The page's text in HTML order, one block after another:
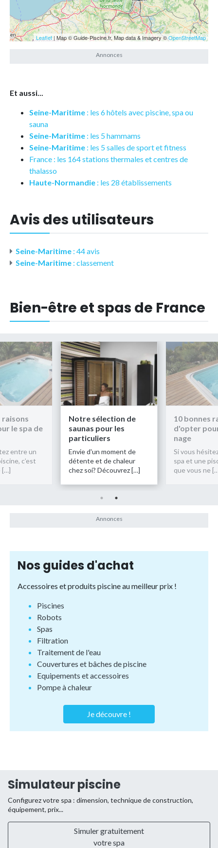
Leaflet | Map © Guide-Piscine.fr, Map data & Imagery ©OpenStreetMap
Et aussi...
Seine-Maritime : les 6 hôtels avec piscine, spa ou
sauna
Seine-Maritime : les 5 hammams
Seine-Maritime : les 5 salles de sport et fitness
France : les 164 stations thermales et centres de
thalasso
Haute-Normandie : les 28 établissements
Avis des utilisateurs
Seine-Maritime : 44 avis
Seine-Maritime : classement
Bien-être et spas de France
de
les
de
chaleur
[…]
10 bonnes raisons
d'opter pour le spa de
nage
Si vous hésitez entre un
spa et une piscine, c’est
que vous ne […]
Notre
saunas
Envie d'un
détente et
chez soi?
Nos guides d'achat
Accessoires et produits piscine au meilleur prix !
Piscines
Robots
Spas
Filtration
Traitement de l'eau
Couvertures et bâches de piscine
Equipements et accessoires
Pompe à chaleur
Je découvre !
Simulateur piscine
Configurez votre spa : dimension, technique de construction,
équipement, prix...
Simuler gratuitement
votre spa